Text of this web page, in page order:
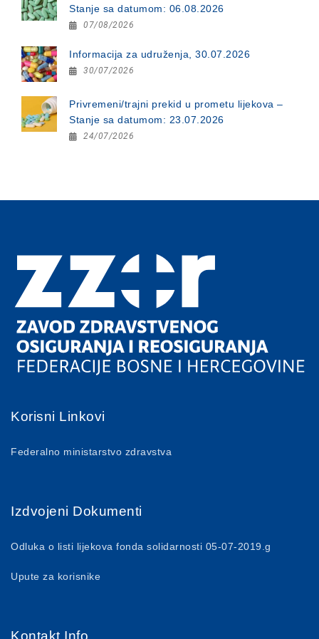
Stanje sa datumom: 06.08.2026
07/08/2026
Informacija za udruženja, 30.07.2026
30/07/2026
Privremeni/trajni prekid u prometu lijekova –
Stanje sa datumom: 23.07.2026
24/07/2026
Korisni Linkovi
Federalno ministarstvo zdravstva
Izdvojeni Dokumenti
Odluka o listi lijekova fonda solidarnosti 05-07-2019.g
Upute za korisnike
Kontakt Info